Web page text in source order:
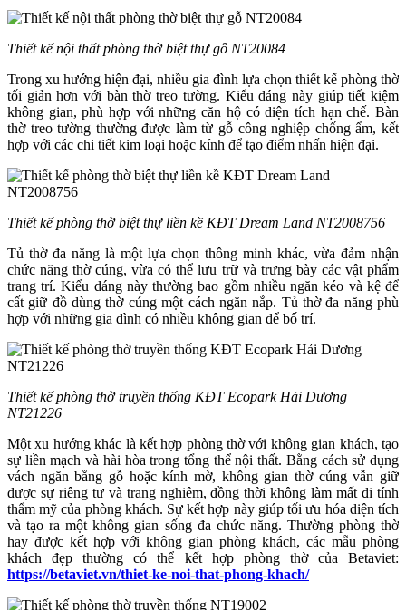
Thiết kế nội thất phòng thờ biệt thự gỗ NT20084
Trong xu hướng hiện đại, nhiều gia đình lựa chọn thiết kế phòng thờ
tối giản hơn với bàn thờ treo tường. Kiểu dáng này giúp tiết kiệm
không gian, phù hợp với những căn hộ có diện tích hạn chế. Bàn
thờ treo tường thường được làm từ gỗ công nghiệp chống ẩm, kết
hợp với các chi tiết kim loại hoặc kính để tạo điểm nhấn hiện đại.
Thiết kế phòng thờ biệt thự liền kề KĐT Dream Land NT2008756
Tủ thờ đa năng là một lựa chọn thông minh khác, vừa đảm nhận
chức năng thờ cúng, vừa có thể lưu trữ và trưng bày các vật phẩm
trang trí. Kiểu dáng này thường bao gồm nhiều ngăn kéo và kệ để
cất giữ đồ dùng thờ cúng một cách ngăn nắp. Tủ thờ đa năng phù
hợp với những gia đình có nhiều không gian để bố trí.
Thiết kế phòng thờ truyền thống KĐT Ecopark Hải Dương
NT21226
Một xu hướng khác là kết hợp phòng thờ với không gian khách, tạo
sự liền mạch và hài hòa trong tổng thể nội thất. Bằng cách sử dụng
vách ngăn bằng gỗ hoặc kính mờ, không gian thờ cúng vẫn giữ
được sự riêng tư và trang nghiêm, đồng thời không làm mất đi tính
thẩm mỹ của phòng khách. Sự kết hợp này giúp tối ưu hóa diện tích
và tạo ra một không gian sống đa chức năng. Thường phòng thờ
hay được kết hợp với không gian phòng khách, các mẫu phòng
khách đẹp thường có thể kết hợp phòng thờ của Betaviet:
https://betaviet.vn/thiet-ke-noi-that-phong-khach/